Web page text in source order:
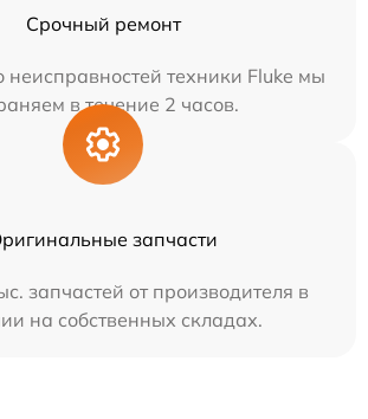
Срочный ремонт
неисправностей техники Fluke мы
в течение 2 часов.
запчасти
запчастей от производителя в
на собственных складах.